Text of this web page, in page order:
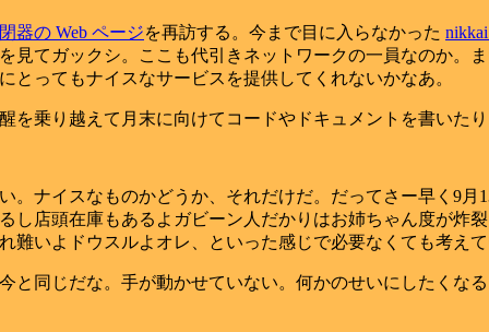
器の Web ページを再訪する。今まで目に入らなかった
を見てガックシ。ここも代引きネットワークの一員なのか。
とってもナイスなサービスを提供してくれないかなあ。
を乗り越えて月末に向けてコードやドキュメントを書いた
。ナイスなものかどうか、それだけだ。だってさー早く9
し店頭在庫もあるよガビーン人だかりはお姉ちゃん度が
難いよドウスルよオレ、といった感じで必要なくても考え
と同じだな。手が動かせていない。何かのせいにしたくな